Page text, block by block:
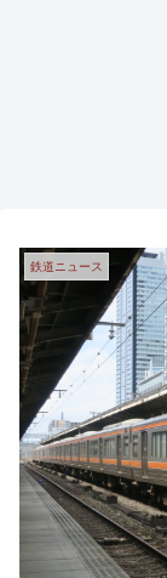
鉄道ニュース